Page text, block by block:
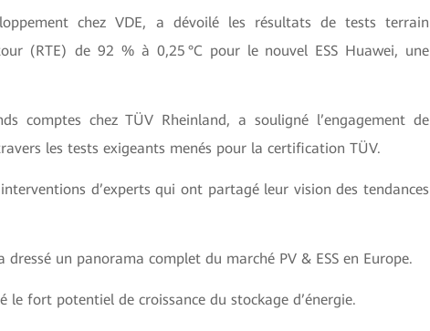
chez VDE, a dévoilé les résultats de tests terrain
(RTE) de 92 % à 0,25 °C pour le nouvel ESS Huawei, une
comptes chez TÜV Rheinland, a souligné l’engagement de
les tests exigeants menés pour la certification TÜV.
d’experts qui ont partagé leur vision des tendances
dressé un panorama complet du marché PV & ESS en Europe.
le fort potentiel de croissance du stockage d’énergie.